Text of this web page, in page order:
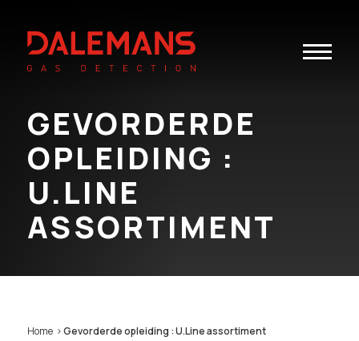
Toggle
GEVORDERDE
OPLEIDING :
U.LINE
ASSORTIMENT
Home >Gevorderde opleiding : U.Line assortiment